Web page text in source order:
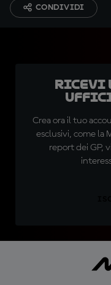
CONDIVIDI
Crea ora il tuo
esclusivi, come la
report dei GP,